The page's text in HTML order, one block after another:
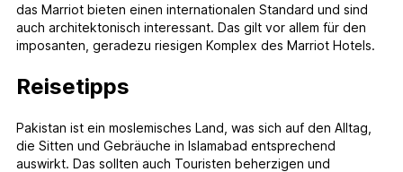
das Marriot bieten einen internationalen Standard und sind
auch architektonisch interessant. Das gilt vor allem für den
imposanten, geradezu riesigen Komplex des Marriot Hotels.
Reisetipps
Pakistan ist ein moslemisches Land, was sich auf den Alltag,
die Sitten und Gebräuche in Islamabad entsprechend
auswirkt. Das sollten auch Touristen beherzigen und